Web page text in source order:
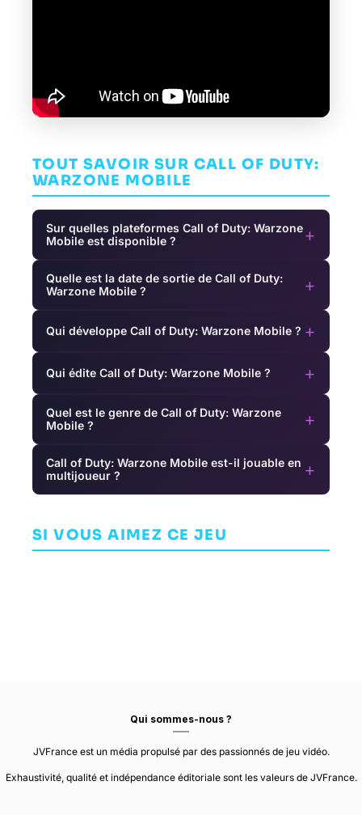
TOUT SAVOIR SUR CALL OF DUTY:
WARZONE MOBILE
Sur quelles plateformes Call of Duty: Warzone
Mobile est disponible ?
+
Quelle est la date de sortie de Call of Duty:
Warzone Mobile ?
+
Qui développe Call of Duty: Warzone Mobile ? +
Qui édite Call of Duty: Warzone Mobile ? +
Quel est le genre de Call of Duty: Warzone
Mobile ?
+
Call of Duty: Warzone Mobile est-il jouable en
multijoueur ?
+
SI VOUS AIMEZ CE JEU
SIE SAN DIEGO
SHOOTER
Star Wars:
Qui sommes-nous ?
JVFrance est un média propulsé par des passionnés de jeu vidéo.
Exhaustivité, qualité et indépendance éditoriale sont les valeurs de JVFrance.